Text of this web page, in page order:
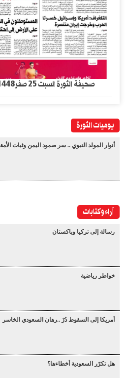
صحيفة الثورة السبت 25 صفر1448 – 8 اغسطس 2026
يوميات الثورة
أنوار المولد النبوي .. سر صمود اليمن وثبات الأمة
آراء وكتابات
رسالة إلى تركيا وباكستان
خواطر رياضية
أمريكا إلى السقوط دُرْ ..رهان السعودي الخاسر
هل تكرّر السعودية أخطاءها؟